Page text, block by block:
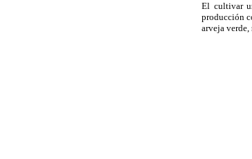
El cultivar
producción
arveja